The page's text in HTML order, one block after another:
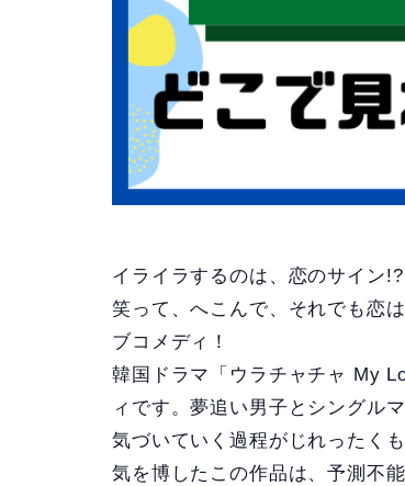
イライラするのは、恋のサイン!?
笑って、へこんで、それでも恋
ブコメディ！
韓国ドラマ「ウラチャチャ My
ィです。夢追い男子とシングル
気づいていく過程がじれったく
気を博したこの作品は、予測不